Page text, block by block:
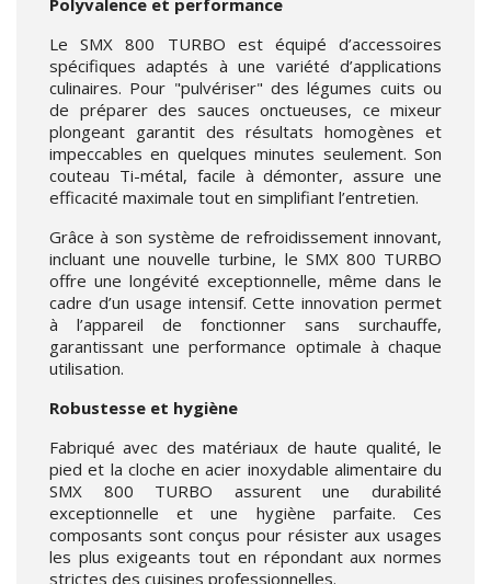
Polyvalence et performance
Le SMX 800 TURBO est équipé d’accessoires
spécifiques adaptés à une variété d’applications
culinaires. Pour "pulvériser" des légumes cuits ou
de préparer des sauces onctueuses, ce mixeur
plongeant garantit des résultats homogènes et
impeccables en quelques minutes seulement. Son
couteau Ti-métal, facile à démonter, assure une
efficacité maximale tout en simplifiant l’entretien.
Grâce à son système de refroidissement innovant,
incluant une nouvelle turbine, le SMX 800 TURBO
offre une longévité exceptionnelle, même dans le
cadre d’un usage intensif. Cette innovation permet
à l’appareil de fonctionner sans surchauffe,
garantissant une performance optimale à chaque
utilisation.
Robustesse et hygiène
Fabriqué avec des matériaux de haute qualité, le
pied et la cloche en acier inoxydable alimentaire du
SMX 800 TURBO assurent une durabilité
exceptionnelle et une hygiène parfaite. Ces
composants sont conçus pour résister aux usages
les plus exigeants tout en répondant aux normes
strictes des cuisines professionnelles.